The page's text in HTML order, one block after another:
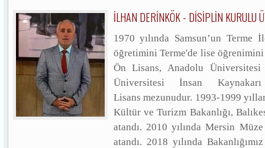
İLHAN DERİNKÖK - DİSİPLİN KURULU
1970 yılında Samsun’un
öğretimini Terme'de lise öğrenimini
Ön Lisans, Anadolu
Üniversitesi İnsan
Lisans mezunudur. 1993-1999
Kültür ve Turizm Bakanlığı,
atandı. 2010 yılında Mersin
atandı. 2018 yılında